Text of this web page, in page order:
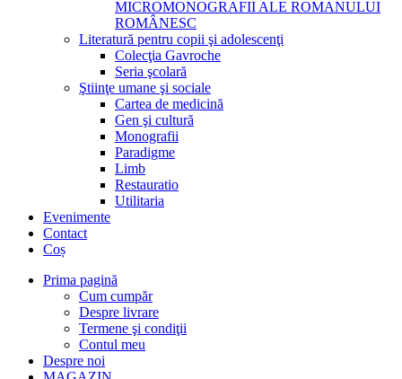
MICROMONOGRAFII ALE ROMANULUI
ROMÂNESC
Literatură pentru copii şi adolescenţi
Colecţia Gavroche
Seria şcolară
Ştiinţe umane şi sociale
Cartea de medicină
Gen şi cultură
Monografii
Paradigme
Limb
Restauratio
Utilitaria
Evenimente
Contact
Coș
Prima pagină
Cum cumpăr
Despre livrare
Termene şi condiţii
Contul meu
Despre noi